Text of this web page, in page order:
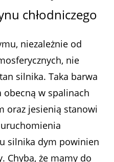
chłodniczego
niezależnie od
nie
silnika. Taka barwa
obecną w spalinach
oraz jesienią stanowi
silnika dym powinien
Chyba, że mamy do